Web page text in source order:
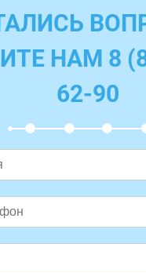
НАМ 8
62-90